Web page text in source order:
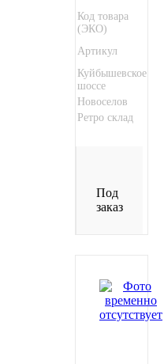
Код товара
(ЭКО)
Артикул
Куйбышевское
шоссе
Новоселов
Ретро склад
Под
заказ